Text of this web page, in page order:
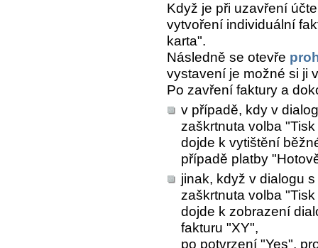
Když je při uzavření
vytvoření individuální
karta".
Následně se otevře
vystavení je možné si ji
Po zavření faktury a
v případě, kdy v
zaškrtnuta volba
dojde k vytištění
případě platby
jinak, když v dialogu
zaškrtnuta volba
dojde k zobrazení
fakturu "XY",
po potvrzení "Yes",